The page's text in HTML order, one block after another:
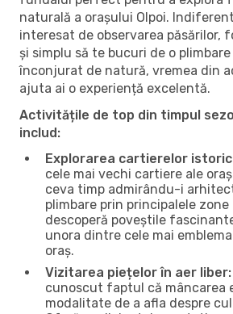
naturală a orașului Olpoi.
interesat de observarea păsărilor,
și simplu să te bucuri de o
înconjurat de natură, vremea din
ajuta ai o experiență excelentă.
Activitățile de top din timpul
includ:
Explorarea cartierelor
cele mai vechi cartiere ale
ceva timp admirându-i
plimbare prin principalele
descoperă poveștile
unora dintre cele mai
oraș.
Vizitarea piețelor în aer liber:
cunoscut faptul că mâncarea
modalitate de a afla despre